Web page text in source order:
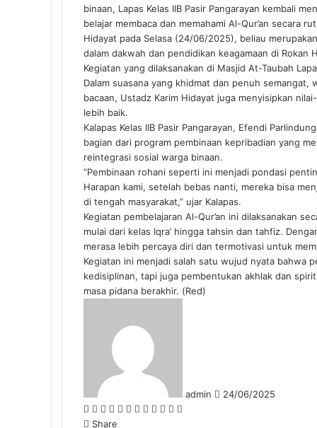
binaan, Lapas Kelas IIB Pasir Pangarayan kembali
belajar membaca dan memahami Al-Qur’an secara
Hidayat pada Selasa (24/06/2025), beliau
dalam dakwah dan pendidikan keagamaan di Rokan
Kegiatan yang dilaksanakan di Masjid At-Taubah
Dalam suasana yang khidmat dan penuh semangat,
bacaan, Ustadz Karim Hidayat juga menyisipkan
lebih baik.
Kalapas Kelas IIB Pasir Pangarayan, Efendi
bagian dari program pembinaan kepribadian yang
reintegrasi sosial warga binaan.
“Pembinaan rohani seperti ini menjadi pondasi
Harapan kami, setelah bebas nanti, mereka bisa
di tengah masyarakat,” ujar Kalapas.
Kegiatan pembelajaran Al-Qur’an ini dilaksanakan
mulai dari kelas Iqra’ hingga tahsin dan tahfiz.
merasa lebih percaya diri dan termotivasi untuk
Kegiatan ini menjadi salah satu wujud nyata bahwa
kedisiplinan, tapi juga pembentukan akhlak dan
masa pidana berakhir. (Red)
admin 24/06/2025
Facebook
Twitter
LinkedIn
Tumblr
Pinterest
Reddit
VKontakte
Odnoklassniki
Pocket
WhatsApp
Share
Share